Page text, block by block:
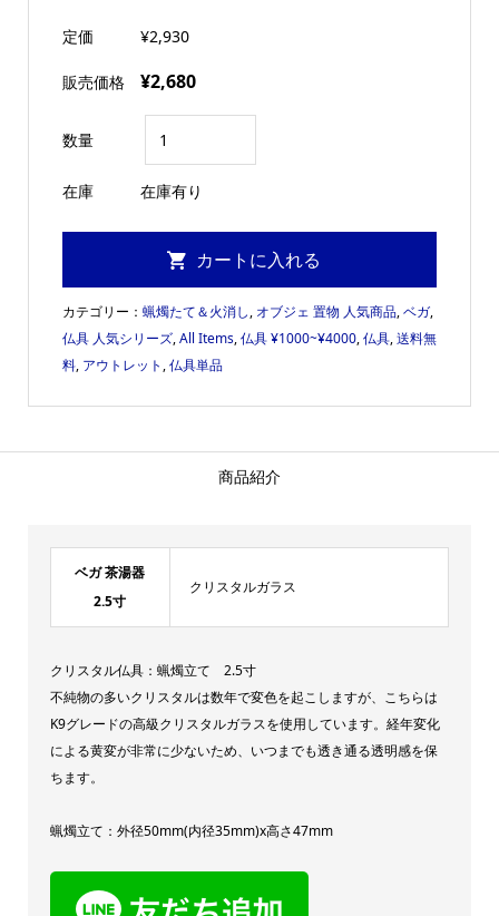
定価 ¥2,930
販売価格 ¥2,680
数量
在庫 在庫有り
カテゴリー： 蝋燭たて＆火消し, オブジェ 置物 人気商品,ベガ,
仏具 人気シリーズ,All Items,仏具 ¥1000~¥4000,仏具,送料無
料, アウトレット ,仏具単品
商品紹介
クリスタル仏具：蝋燭立て 2.5寸
不純物の多いクリスタルは数年で変色を起こしますが、こちらは
K9グレードの高級クリスタルガラスを使用しています。経年変化
による黄変が非常に少ないため、いつまでも透き通る透明感を保
ちます。
蝋燭立て：外径50mm(内径35mm)x高さ47mm
ベガ 茶湯器
2.5寸
クリスタルガラス